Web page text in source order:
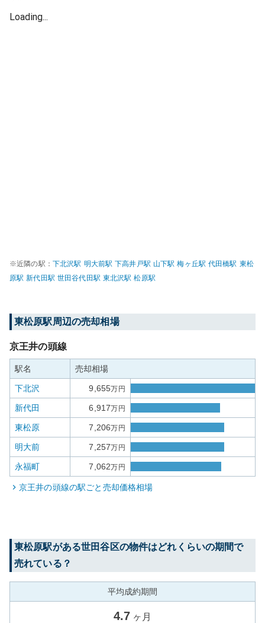
Loading...
※近隣の駅： 下北沢駅 明大前駅 下高井戸駅 山下駅 梅ヶ丘駅 代田橋駅 東松
原駅 新代田駅 世田谷代田駅 東北沢駅 松原駅
東松原駅周辺の売却相場
京王井の頭線
駅名 売却相場
下北沢 9,655万円
新代田 6,917万円
東松原 7,206万円
明大前 7,257万円
永福町 7,062万円
京王井の頭線の駅ごと売却価格相場
東松原駅がある世田谷区の物件はどれくらいの期間で
売れている？
平均成約期間
4.7 ヶ月